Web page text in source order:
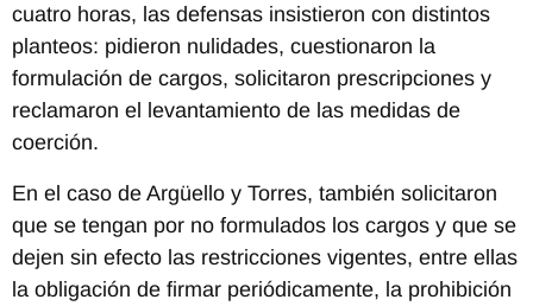
cuatro horas, las defensas insistieron con distintos
planteos: pidieron nulidades, cuestionaron la
formulación de cargos, solicitaron prescripciones y
reclamaron el levantamiento de las medidas de
coerción.
En el caso de Argüello y Torres, también solicitaron
que se tengan por no formulados los cargos y que se
dejen sin efecto las restricciones vigentes, entre ellas
la obligación de firmar periódicamente, la prohibición